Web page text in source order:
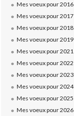
Mes voeux pour 2016
Mes voeux pour 2017
Mes voeux pour 2018
Mes voeux pour 2019
Mes voeux pour 2021
Mes voeux pour 2022
Mes voeux pour 2023
Mes voeux pour 2024
Mes voeux pour 2025
Mes voeux pour 2026